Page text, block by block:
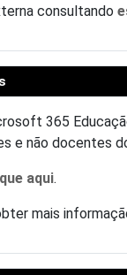
consultando
365
e não docentes
aqui.
mais